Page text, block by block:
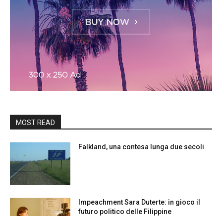
MOST READ
Falkland, una contesa lunga due secoli
Impeachment Sara Duterte: in gioco il
futuro politico delle Filippine